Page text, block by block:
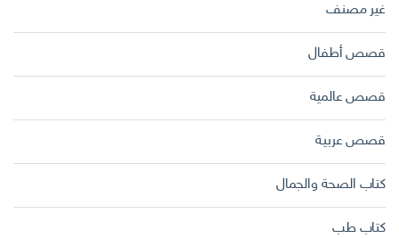
غير مصنف
قصص أطفال
قصص عالمية
قصص عربية
كتاب الصحة والجمال
كتاب طب